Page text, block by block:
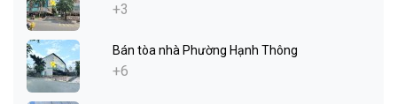
+3
Bán tòa nhà Phường Hạnh Thông
+6